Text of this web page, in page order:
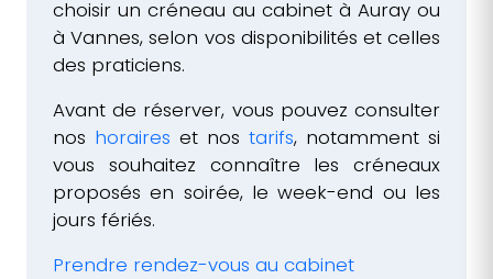
choisir un créneau au cabinet à Auray ou
à Vannes, selon vos disponibilités et celles
des praticiens.
Avant de réserver, vous pouvez consulter
nos horaires et nos tarifs, notamment si
vous souhaitez connaître les créneaux
proposés en soirée, le week-end ou les
jours fériés.
Prendre rendez-vous au cabinet